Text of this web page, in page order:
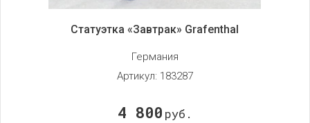
Статуэтка «Завтрак» Grafenthal
Германия
Артикул: 183287
4 800 руб.